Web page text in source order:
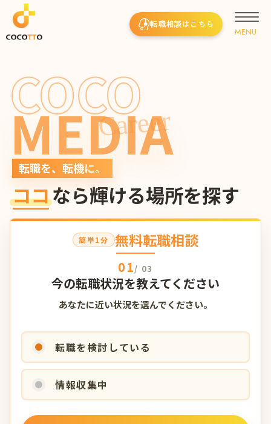
転職相談はこちら
COCO
Career
MEDIA
転職を、転機に。
ココなら輝ける場所を探す
簡単1分 無料転職相談
01/ 03
今の転職状況を教えてください
あなたに近い状況を選んでください。
転職を検討している
情報収集中